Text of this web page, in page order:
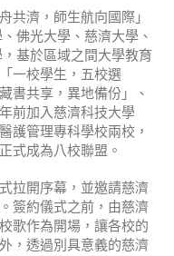
共濟，師生航向國際」
佛光大學、慈濟大學、
基於區域之間大學教育
一校學生，五校選
書共享，異地備份」、
前加入慈濟科技大學
護管理專科學校兩校，
式成為八校聯盟。
拉開序幕，並邀請慈濟
簽約儀式之前，由慈濟
歌作為開場，讓各校的
，透過別具意義的慈濟